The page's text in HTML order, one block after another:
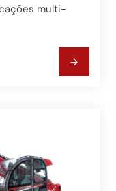
multi-